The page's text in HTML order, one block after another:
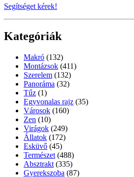
Segítséget kérek!
Kategóriák
Makró (132)
Montázsok (411)
Szerelem (132)
Panoráma (32)
Tűz (1)
Egyvonalas rajz (35)
Városok (160)
Zen (10)
Virágok (249)
Állatok (172)
Esküvő (45)
Természet (488)
Absztrakt (335)
Gyerekszoba (87)